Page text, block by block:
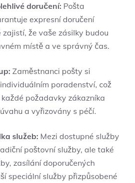
doručení: Pošta
expresní doručení
zajistí, že vaše zásilky budou
místě a ve správný čas.
Zaměstnanci pošty si
poradenství, což
každé požadavky zákazníka
a vyřizovány s péčí.
služeb: Mezi dostupné služby
poštovní služby, ale také
zasílání doporučených
speciální služby přizpůsobené